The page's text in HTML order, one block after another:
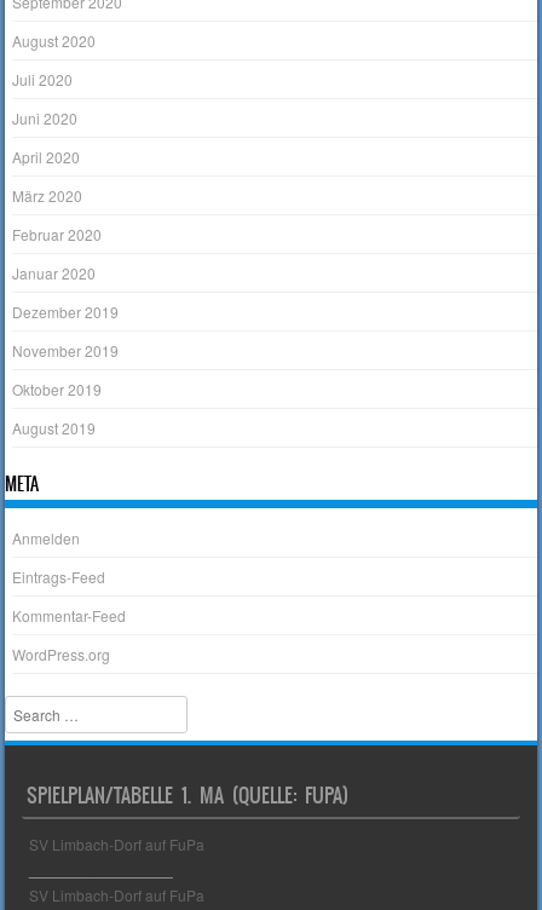
August 2020
Juli 2020
Juni 2020
April 2020
März 2020
Februar 2020
Januar 2020
Dezember 2019
November 2019
Oktober 2019
August 2019
META
Anmelden
Eintrags-Feed
Kommentar-Feed
WordPress.org
Search
SPIELPLAN/TABELLE 1. MA (QUELLE: FUPA)
SV Limbach-Dorf auf FuPa
SV Limbach-Dorf auf FuPa